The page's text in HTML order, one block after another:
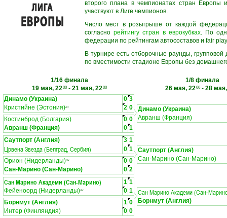
второго плана в чемпионатах стран Европы
участвуют в Лиге чемпионов.
Число мест в розыгрыше от каждой
согласнорейтингу стран в еврокубках. По
федерации по рейтингам автосоставов и fair
В турнире есть отборочные раунды,
по вместимости стадионе Европы без
1/16 финала
19 мая, 2200- 21 мая, 2200
1/8 финала
26 мая, 2200- 28
Динамо (Украина)
0 3
Кристийне (Эстония)ЛЧ 2 0
Костинброд (Болгария)
0 0
Авранш (Франция)
0 1
Динамо (Украина)
Авранш (Франция)
Саутпорт (Англия) 3 1
Црвена Звезда (Белград, Сербия) 0 1
Орион (Нидерланды)ЛЧ 0 0
Сан-Марино (Сан-Марино)
0 2
Саутпорт (Англия)
Сан-Марино (Сан-Марино)
Сан Марино Академи (Сан-Марино) 1 1
Фейеноорд (Нидерланды)ЛЧ 0 1
Борнмут (Англия)
1 0
Интер (Финляндия)
0 0
Сан Марино Академи (Сан-
Борнмут (Англия)